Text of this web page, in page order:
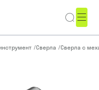
/Сверла /Сверла с